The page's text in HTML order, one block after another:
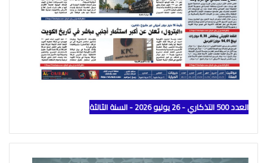
العدد 500 التذكاري - 26 يوليو 2026 - السنة الثالثة